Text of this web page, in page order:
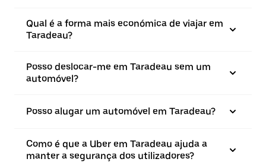
Qual é a forma mais económica de viajar em
Taradeau?
Posso deslocar-me em Taradeau sem um
automóvel?
Posso alugar um automóvel em Taradeau?
Como é que a Uber em Taradeau ajuda a
manter a segurança dos utilizadores?